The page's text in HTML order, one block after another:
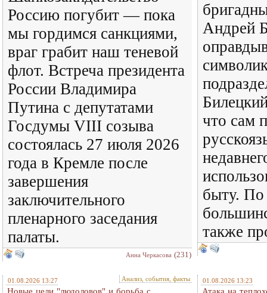
Россию погубит — пока
мы гордимся санкциями,
враг грабит наш теневой
флот. Встреча президента
России Владимира
Путина с депутатами
Госдумы VIII созыва
состоялась 27 июля 2026
года в Кремле после
завершения
заключительного
пленарного заседания
палаты.
Анна Черкасова (231)
Андрей
что сам
быту. По
также
01.08.2026 13:27 Анализ, события, факты 01.08.2026 13:23